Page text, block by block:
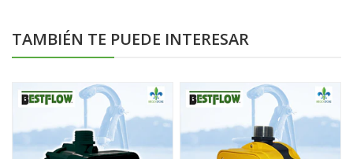
TAMBIÉN TE PUEDE INTERESAR